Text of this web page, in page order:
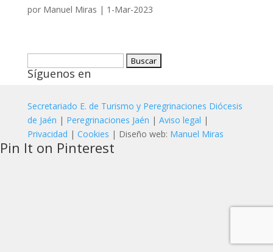
por Manuel Miras | 1-Mar-2023
Síguenos en
Secretariado E. de Turismo y Peregrinaciones Diócesis
de Jaén | Peregrinaciones Jaén | Aviso legal |
Privacidad | Cookies | Diseño web: Manuel Miras
Pin It on Pinterest